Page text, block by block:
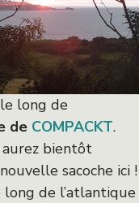
long de
de COMPACKT.
bientôt
sacoche ici !
de l’atlantique